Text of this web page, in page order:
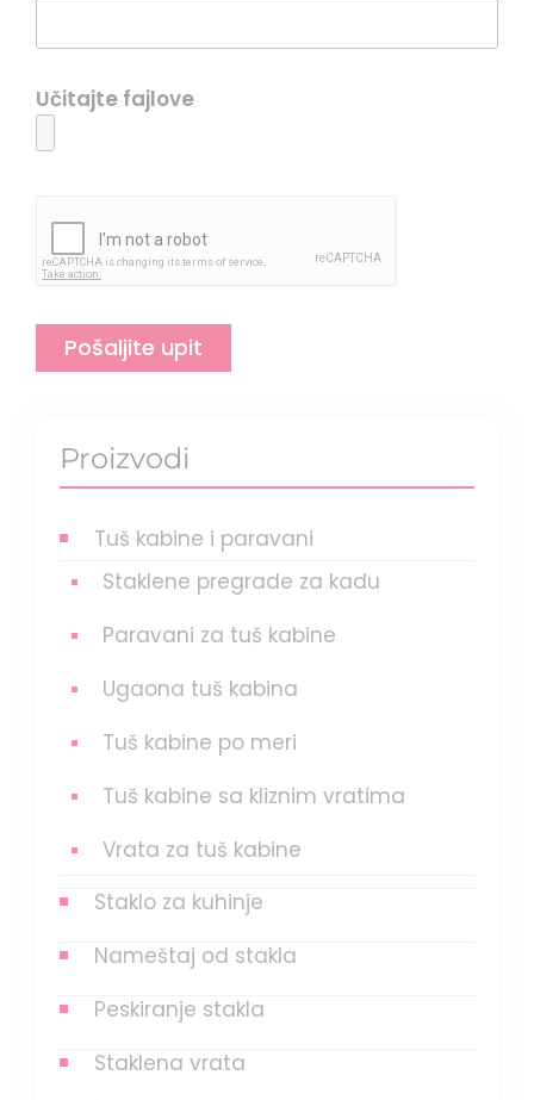
Učitajte fajlove
Pošaljite upit
Proizvodi
Tuš kabine i paravani
Staklene pregrade za kadu
Paravani za tuš kabine
Ugaona tuš kabina
Tuš kabine po meri
Tuš kabine sa kliznim vratima
Vrata za tuš kabine
Staklo za kuhinje
Nameštaj od stakla
Peskiranje stakla
Staklena vrata